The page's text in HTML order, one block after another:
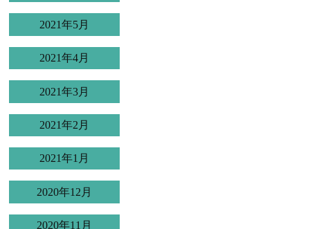
2021年5月
2021年4月
2021年3月
2021年2月
2021年1月
2020年12月
2020年11月